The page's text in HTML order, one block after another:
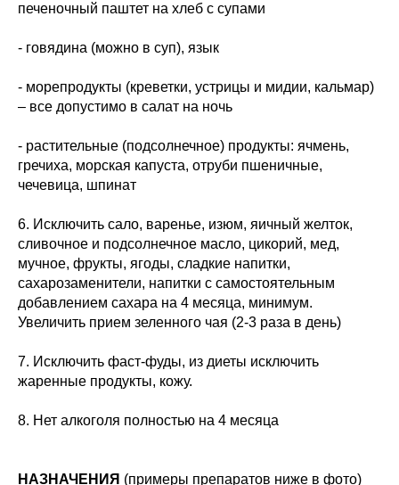
печеночный паштет на хлеб с супами
- говядина (можно в суп), язык
- морепродукты (креветки, устрицы и мидии, кальмар)
– все допустимо в салат на ночь
- растительные (подсолнечное) продукты: ячмень,
гречиха, морская капуста, отруби пшеничные,
чечевица, шпинат
6. Исключить сало, варенье, изюм, яичный желток,
сливочное и подсолнечное масло, цикорий, мед,
мучное, фрукты, ягоды, сладкие напитки,
сахарозаменители, напитки с самостоятельным
добавлением сахара на 4 месяца, минимум.
Увеличить прием зеленного чая (2-3 раза в день)
7. Исключить фаст-фуды, из диеты исключить
жаренные продукты, кожу.
8. Нет алкоголя полностью на 4 месяца
НАЗНАЧЕНИЯ (примеры препаратов ниже в фото)